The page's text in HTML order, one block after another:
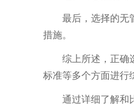
最后，选择的无管
措施。
综上所述，正确选
标准等多个方面进行
通过详细了解和比